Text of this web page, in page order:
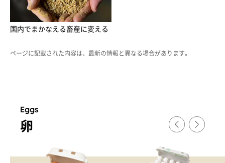
国内でまかなえる畜産に変える
ページに記載された内容は、最新の情報と異なる場合があります。
Eggs
卵